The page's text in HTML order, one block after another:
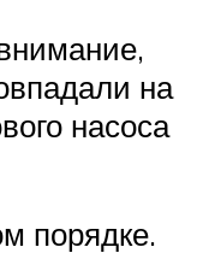
на
насоса
порядке.